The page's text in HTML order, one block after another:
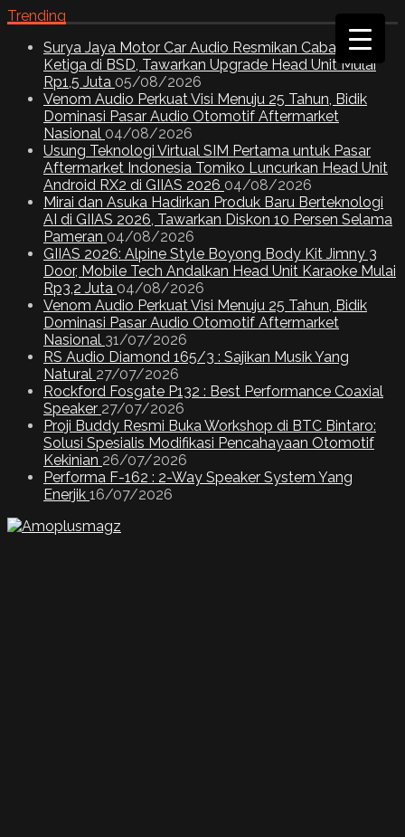
Trending
Surya Jaya Motor Car Audio Resmikan Cabang
Ketiga di BSD, Tawarkan Upgrade Head Unit Mulai
Rp1,5 Juta 05/08/2026
Venom Audio Perkuat Visi Menuju 25 Tahun, Bidik
Dominasi Pasar Audio Otomotif Aftermarket
Nasional 04/08/2026
Usung Teknologi Virtual SIM Pertama untuk Pasar
Aftermarket Indonesia Tomiko Luncurkan Head Unit
Android RX2 di GIIAS 2026 04/08/2026
Mirai dan Asuka Hadirkan Produk Baru Berteknologi
AI di GIIAS 2026, Tawarkan Diskon 10 Persen Selama
Pameran 04/08/2026
GIIAS 2026: Alpine Style Boyong Body Kit Jimny 3
Door, Mobile Tech Andalkan Head Unit Karaoke Mulai
Rp3,2 Juta 04/08/2026
Venom Audio Perkuat Visi Menuju 25 Tahun, Bidik
Dominasi Pasar Audio Otomotif Aftermarket
Nasional 31/07/2026
RS Audio Diamond 165/3 : Sajikan Musik Yang
Natural 27/07/2026
Rockford Fosgate P132 : Best Performance Coaxial
Speaker 27/07/2026
Proji Buddy Resmi Buka Workshop di BTC Bintaro:
Solusi Spesialis Modifikasi Pencahayaan Otomotif
Kekinian 26/07/2026
Performa F-162 : 2-Way Speaker System Yang
Enerjik 16/07/2026